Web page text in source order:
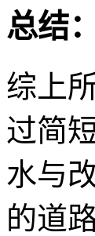
总结
综上
过简
水与
的道